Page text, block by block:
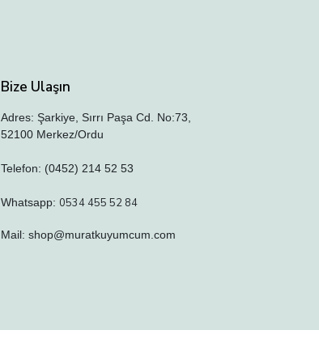
Bize Ulaşın
Adres: Şarkiye, Sırrı Paşa Cd. No:73,
52100 Merkez/Ordu
Telefon: (0452) 214 52 53
Whatsapp: 0534 455 52 84
Mail: shop@muratkuyumcum.com